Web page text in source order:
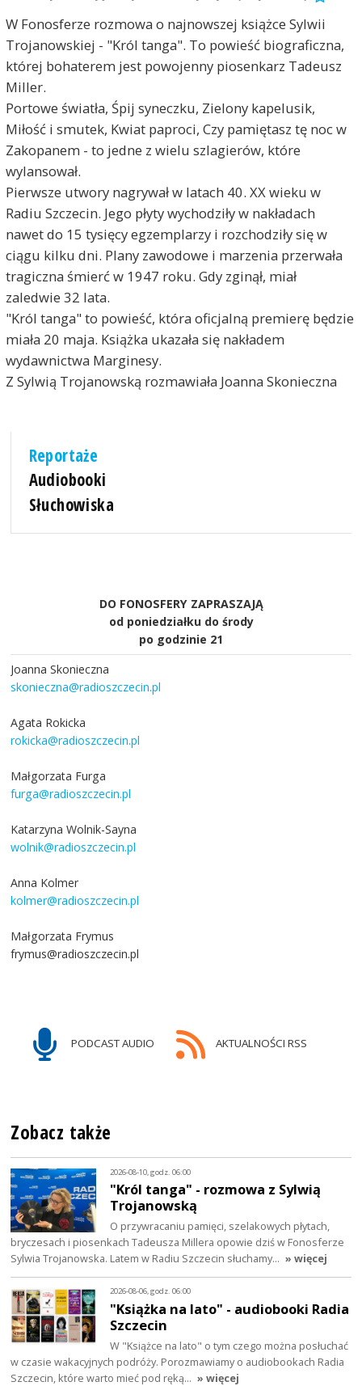
W Fonosferze rozmowa o najnowszej książce Sylwii
Trojanowskiej - "Król tanga". To powieść biograficzna,
której bohaterem jest powojenny piosenkarz Tadeusz
Miller.
Portowe światła, Śpij syneczku, Zielony kapelusik,
Miłość i smutek, Kwiat paproci, Czy pamiętasz tę noc w
Zakopanem - to jedne z wielu szlagierów, które
wylansował.
Pierwsze utwory nagrywał w latach 40. XX wieku w
Radiu Szczecin. Jego płyty wychodziły w nakładach
nawet do 15 tysięcy egzemplarzy i rozchodziły się w
ciągu kilku dni. Plany zawodowe i marzenia przerwała
tragiczna śmierć w 1947 roku. Gdy zginął, miał
zaledwie 32 lata.
"Król tanga" to powieść, która oficjalną premierę będzie
miała 20 maja. Książka ukazała się nakładem
wydawnictwa Marginesy.
Z Sylwią Trojanowską rozmawiała Joanna Skonieczna
Reportaże
Audiobooki
Słuchowiska
DO FONOSFERY ZAPRASZAJĄ
od poniedziałku do środy
po godzinie 21
Joanna Skonieczna
skonieczna@radioszczecin.pl
Agata Rokicka
rokicka@radioszczecin.pl
Małgorzata Furga
furga@radioszczecin.pl
Katarzyna Wolnik-Sayna
wolnik@radioszczecin.pl
Anna Kolmer
kolmer@radioszczecin.pl
Małgorzata Frymus
frymus@radioszczecin.pl
PODCAST AUDIO AKTUALNOŚCI RSS
Zobacz także
2026-08-10, godz. 06:00
"Król tanga" - rozmowa z Sylwią
Trojanowską
O przywracaniu pamięci, szelakowych płytach,
bryczesach i piosenkach Tadeusza Millera opowie dziś w Fonosferze
Sylwia Trojanowska. Latem w Radiu Szczecin słuchamy… » więcej
2026-08-06, godz. 06:00
"Książka na lato" - audiobooki Radia
Szczecin
W "Książce na lato" o tym czego można posłuchać
w czasie wakacyjnych podróży. Porozmawiamy o audiobookach Radia
Szczecin, które warto mieć pod ręką… » więcej